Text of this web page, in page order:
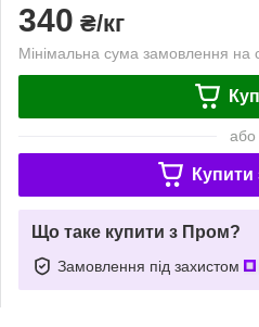
340 ₴/кг
Мінімальна сума замовлення на
або
Купити
Що таке купити з Пром?
Замовлення під захистом